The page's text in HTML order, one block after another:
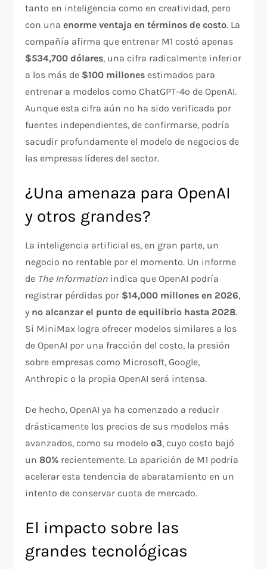
tanto en inteligencia como en creatividad, pero
con unaenorme ventaja en términos de costo. La
compañía afirma que entrenar M1 costó apenas
$534,700 dólares, una cifra radicalmente inferior
a los más de $100 millones estimados para
entrenar a modelos como ChatGPT-4o de OpenAI.
Aunque esta cifra aún no ha sido verificada por
fuentes independientes, de confirmarse, podría
sacudir profundamente el modelo de negocios de
las empresas líderes del sector.
¿Una amenaza para OpenAI
y otros grandes?
La inteligencia artificial es, en gran parte, un
negocio no rentable por el momento. Un informe
de The Information indica que OpenAI podría
registrar pérdidas por $14,000 millones en 2026,
y no alcanzar el punto de equilibrio hasta 2028.
Si MiniMax logra ofrecer modelos similares a los
de OpenAI por una fracción del costo, la presión
sobre empresas como Microsoft, Google,
Anthropic o la propia OpenAI será intensa.
De hecho, OpenAI ya ha comenzado a reducir
drásticamente los precios de sus modelos más
avanzados, como su modeloo3, cuyo costo bajó
un80% recientemente. La aparición de M1 podría
acelerar esta tendencia de abaratamiento en un
intento de conservar cuota de mercado.
El impacto sobre las
grandes tecnológicas